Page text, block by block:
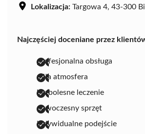
Lokalizacja: Targowa 4, 43-300
Najczęściej doceniane przez
profesjonalna obsługa
miła atmosfera
bezbolesne leczenie
nowoczesny sprzęt
indywidualne podejście